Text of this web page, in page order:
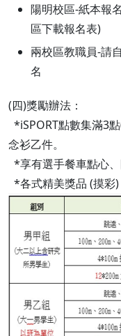
陽明校區-紙本報
區下載報名表)
兩校區教職員-請
名
(四)獎勵辦法：
*iSPORT點數集滿3
念衫乙件。
*享有選手餐車點心
*各式精美獎品 (摸彩)